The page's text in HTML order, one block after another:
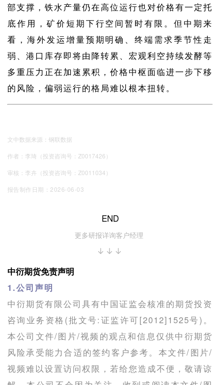
部支撑，铁水产量仍在高位运行也对价格有一定托
底作用，矿价短期下行空间暂时有限。但中期来
看，海外发运增量预期明确、终端需求季节性走
弱、港口库存即将由降转累、宏观利空持续发酵等
多重压力正在加速累积，价格中枢面临进一步下移
的风险，偏弱运行的格局难以根本扭转。
文中数据来源：钢联数据
作者：李琦（投资咨询号：Z0017426）
审核：李卉（投资咨询号：Z0011034）
报告制作日期：2026-06-03
END
更多研报详询客户经理
↓↓↓
中衍期货免责声明
1.公司声明
中衍期货有限公司具有中国证监会核准的期货投资
咨询业务资格(批文号:证监许可[2012]1525号)。
本公司文件/图片/视频的观点和信息仅供中衍期货
风险承受能力合适的签约客户参考。本文件/图片/
视频难以设置访问权限，若给您造成不便，敬请谅